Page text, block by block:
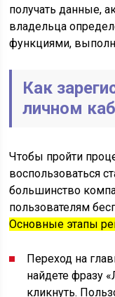
получать данные,
владельца
функциями,
Как
личном
Чтобы пройти
воспользоваться
большинство
пользователям
Основные этапы
Переход на
найдете фразу
кликнуть.